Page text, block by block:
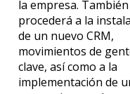
la empresa.
procederá a la
de un nuevo CRM,
movimientos de
clave, así como a la
implementación de